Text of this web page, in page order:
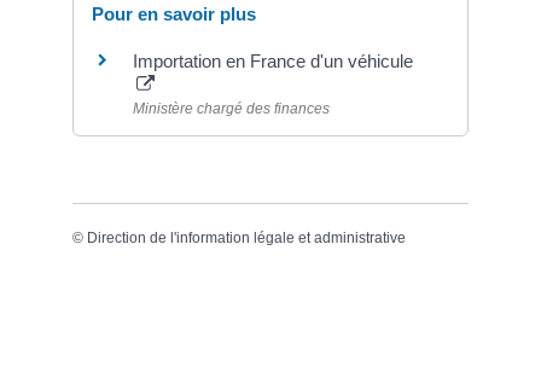
Pour en savoir plus
Importation en France d'un véhicule
Ministère chargé des finances
© Direction de l'information légale et administrative